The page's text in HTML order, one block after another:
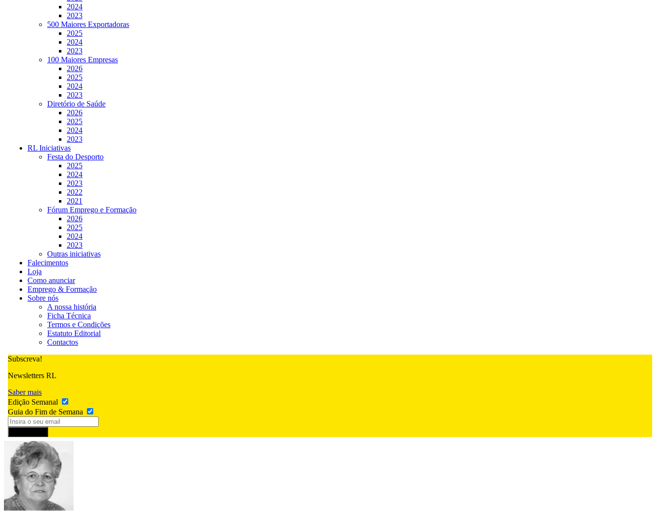
2024
2023
500 Maiores Exportadoras
2025
2024
2023
100 Maiores Empresas
2026
2025
2024
2023
Diretório de Saúde
2026
2025
2024
2023
RL Iniciativas
Festa do Desporto
2025
2024
2023
2022
2021
Fórum Emprego e Formação
2026
2025
2024
2023
Outras iniciativas
Falecimentos
Loja
Como anunciar
Emprego & Formação
Sobre nós
A nossa história
Ficha Técnica
Termos e Condições
Estatuto Editorial
Contactos
Subscreva!
Newsletters RL
Saber mais
Edição Semanal
Guia do Fim de Semana